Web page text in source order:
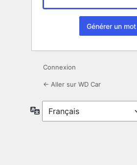
Connexion
← Aller sur WD Car
Langue